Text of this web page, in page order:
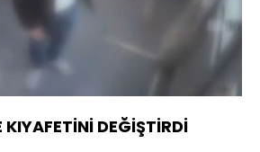
KIYAFETİNİ DEĞİŞTİRDİ